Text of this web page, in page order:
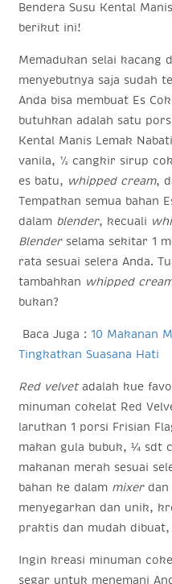
Bendera Susu Kental
berikut ini!
Memadukan selai kacang
menyebutnya saja sudah
Anda bisa membuat Es
butuhkan adalah satu
Kental Manis Lemak Nabati
vanila, ½ cangkir sirup
es batu, whipped cream,
Tempatkan semua bahan
dalam blender, kecuali
Blender selama sekitar 1
rata sesuai selera Anda.
tambahkan whipped
bukan?
Baca Juga : 10 Makanan
Tingkatkan Suasana Hati
Red velvet adalah kue
minuman cokelat Red
larutkan 1 porsi Frisian
makan gula bubuk, ¼ sdt
makanan merah sesuai
bahan ke dalam mixer dan
menyegarkan dan unik,
praktis dan mudah dibuat,
Ingin kreasi minuman
segar untuk menemani